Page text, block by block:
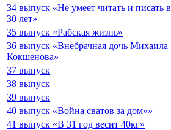
34 выпуск «Не умеет читать и писать в
30 лет»
35 выпуск «Рабская жизнь»
36 выпуск «Внебрачная дочь Михаила
Кокшенова»
37 выпуск
38 выпуск
39 выпуск
40 выпуск «Война сватов за дом»»
41 выпуск «В 31 год весит 40кг»